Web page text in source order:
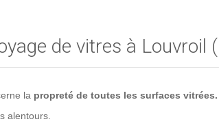
de vitres à Louvroil
la propreté de toutes les surfaces vitrées.
alentours.